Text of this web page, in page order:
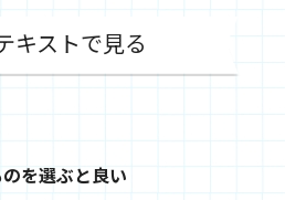
キストで見る
を選ぶと良い